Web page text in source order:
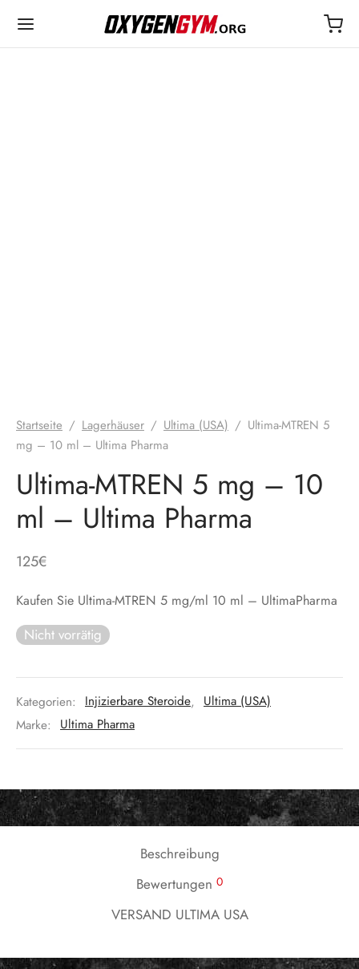
Startseite / Lagerhäuser / Ultima (USA) / Ultima-MTREN 5
mg – 10 ml – Ultima Pharma
Ultima-MTREN 5 mg – 10
ml – Ultima Pharma
125€
Kaufen Sie Ultima-MTREN 5 mg/ml 10 ml – UltimaPharma
Nicht vorrätig
Kategorien: Injizierbare Steroide,
Ultima (USA)
Marke: Ultima Pharma
Beschreibung
Bewertungen 0
VERSAND ULTIMA USA